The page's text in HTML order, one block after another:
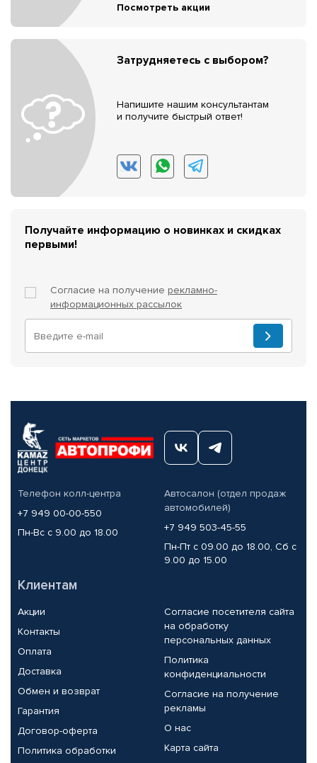
Посмотреть акции
Затрудняетесь с выбором?
Напишите нашим консультантам
и получите быстрый ответ!
Получайте информацию о новинках и скидках
первыми!
Согласие на получение рекламно-
информационных рассылок
Телефон колл-центра
+7 949 00-00-550
Пн-Вс с 9.00 до 18.00
Автосалон (отдел продаж
автомобилей)
+7 949 503-45-55
Пн-Пт с 09.00 до 18.00, Сб с
9.00 до 15.00
Клиентам
Акции
Контакты
Оплата
Доставка
Обмен и возврат
Гарантия
Договор-оферта
Политика обработки
Согласие посетителя сайта
на обработку
персональных данных
Политика
конфиденциальности
Согласие на получение
рекламы
О нас
Карта сайта